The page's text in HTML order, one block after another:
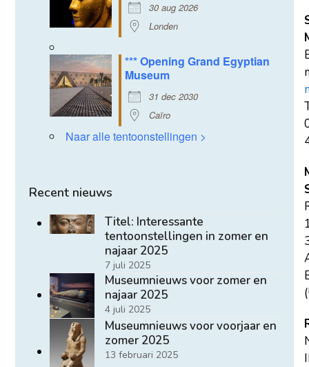
30 aug 2026
Londen
*** Opening Grand Egyptian
Museum
31 dec 2030
Caïro
Naar alle tentoonstellingen >
Recent nieuws
Titel: Interessante
tentoonstellingen in zomer en
najaar 2025
7 juli 2025
Museumnieuws voor zomer en
najaar 2025
4 juli 2025
Museumnieuws voor voorjaar en
zomer 2025
13 februari 2025